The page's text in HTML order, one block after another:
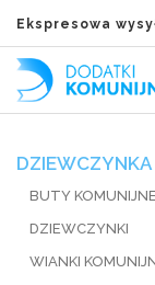
Ekspresowa
DZIEWCZYNKA
BUTY
DZIEWCZYNKI
WIANKI